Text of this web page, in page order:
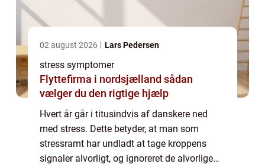
02 august 2026 Lars Pedersen
stress symptomer
Flyttefirma i nordsjælland sådan
vælger du den rigtige hjælp
Hvert år går i titusindvis af danskere ned
med stress. Dette betyder, at man som
stressramt har undladt at tage kroppens
signaler alvorligt, og ignoreret de alvorlige